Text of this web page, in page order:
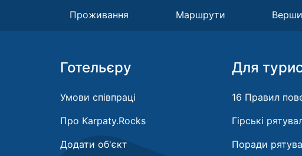
Проживання Маршрути
Готельєру
Умови співпраці
Про Karpaty.Rocks
Додати об'єкт
Для
16 Правил
Гірські
Поради